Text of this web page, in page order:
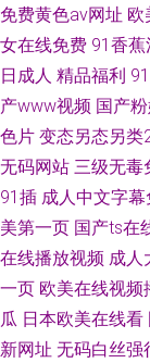
免费黄色av网址 欧
女在线免费 91香蕉
日成人 精品福利
产www视频 国产
色片 变态另态另类
无码网站 三级无毒
91插 成人中文字幕
美第一页 国产ts在
在线播放视频 成人
一页 欧美在线视频
瓜 日本欧美在线看
新网址 无码白丝强